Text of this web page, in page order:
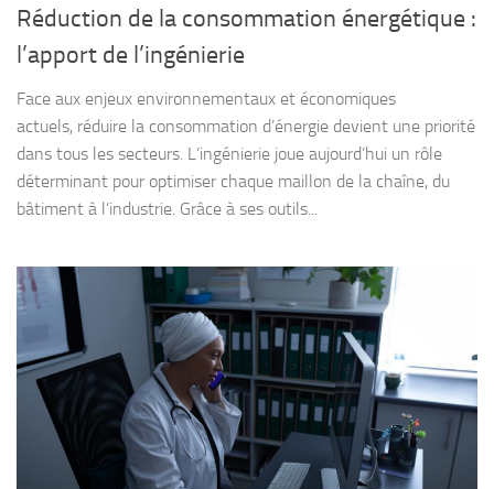
Réduction de la consommation énergétique :
l’apport de l’ingénierie
Face aux enjeux environnementaux et économiques
actuels, réduire la consommation d’énergie devient une priorité
dans tous les secteurs. L’ingénierie joue aujourd’hui un rôle
déterminant pour optimiser chaque maillon de la chaîne, du
bâtiment à l’industrie. Grâce à ses outils...